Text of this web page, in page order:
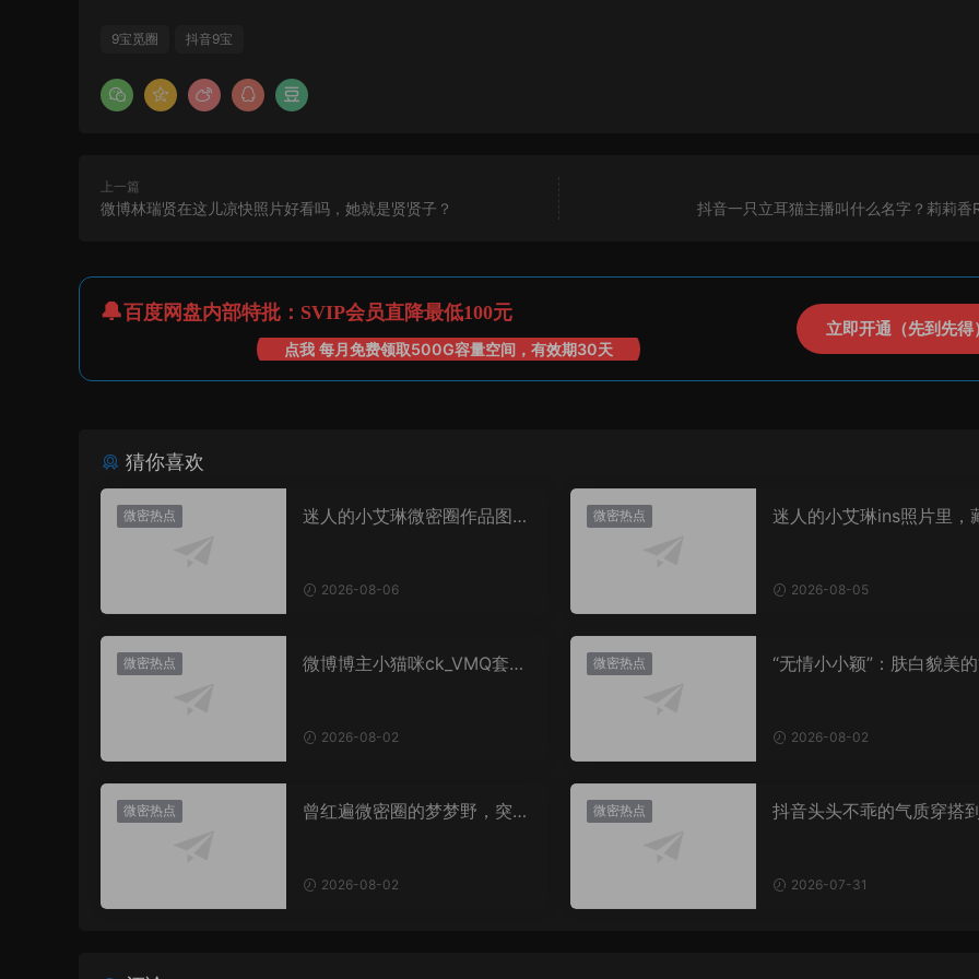
9宝觅圈 抖音9宝
上一篇
微博林瑞贤在这儿凉快照片好看吗，她就是贤贤子？ 抖音一只立耳猫主播叫什么名字？莉莉香
百度网盘内部特批：SVIP会员直降最低100元
点我 每月免费领取500G容量空间，有效期30天
立即开通（先到先得）
猜你喜欢
微密热点
迷人的小艾琳微密圈作品图
2026-08-06
微密热点
迷人的小艾琳ins照片里，
2026-08-05
微密热点
微博博主小猫咪ck_VMQ套
2026-08-02
微密热点
“无情小小颖”：肤白貌美的
2026-08-02
微密热点
曾红遍微密圈的梦梦野，突然
2026-08-02
微密热点
抖音头头不乖的气质穿搭
2026-07-31